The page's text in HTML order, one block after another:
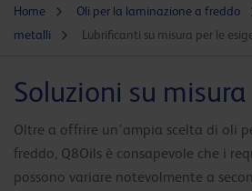
Home Oli per la laminazione a freddo
metalli
Lubrificanti su misura per le
Soluzioni su misura
Oltre a offrire un’ampia scelta di oli
freddo, Q8Oils è consapevole che i
possono variare notevolmente a